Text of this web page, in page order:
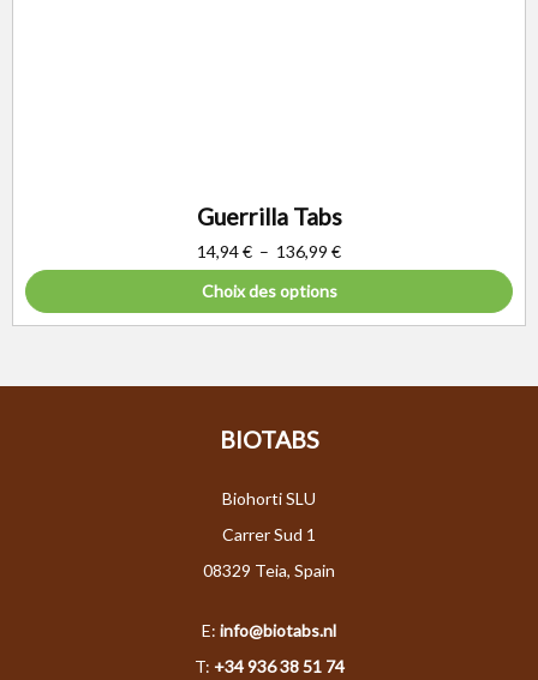
Guerrilla Tabs
14,94€ – 136,99 €
Choix des options
BIOTABS
Biohorti SLU
Carrer Sud 1
08329 Teia, Spain
E: info@biotabs.nl
T: +34 936 38 51 74